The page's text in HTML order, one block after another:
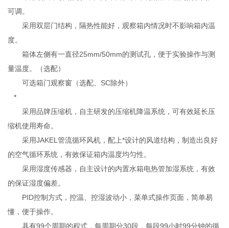
可调。
采用双层门结构，隔热性能好，观察箱内情况时不影响箱内温
度。
箱体左侧有一直径25mm/50mm的测试孔，便于实验操作与测
量温度。（选配）
可选箱门观察窗（选配、SC除外）
*
采用品牌压缩机，自主研发的压缩机降温系统，可有效延长压
缩机使用寿命。
采用JAKEL管流循环风机，配上*设计的风道结构，制造出良好
的空气循环系统，有效保证箱内温度均匀性。
采用湿度传感器，自主设计的内置水箱电热管加湿系统，有效
的保证湿度偏差。
PID控制方式，控温、控湿波动小，菜单式操作页面，简单易
懂，便于操作。
具有99个周期的程式，每周期分30段，每段99小时99分钟的循